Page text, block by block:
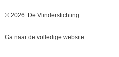
© 2026 De Vlinderstichting
Ga naar de volledige website